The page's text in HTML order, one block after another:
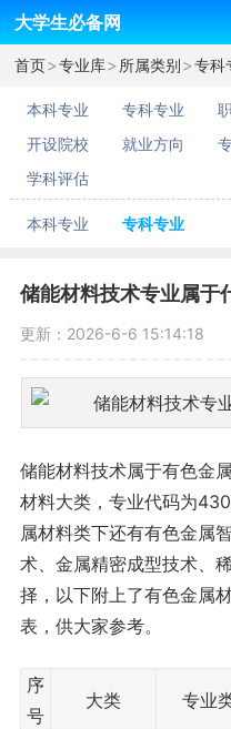
大学生必备网
首页>专业库>所属类别>专科
本科专业 专科专业
开设院校
就业方向
学科评估
本科专业 专科专业
储能材料技术专业属于
更新：2026-6-6 15:14:18
储能材料技术属于有色金
材料大类，专业代码为
属材料类下还有有色金属
术、金属精密成型技术、
择，以下附上了有色金属
表，供大家参考。
序
号
大类 专业